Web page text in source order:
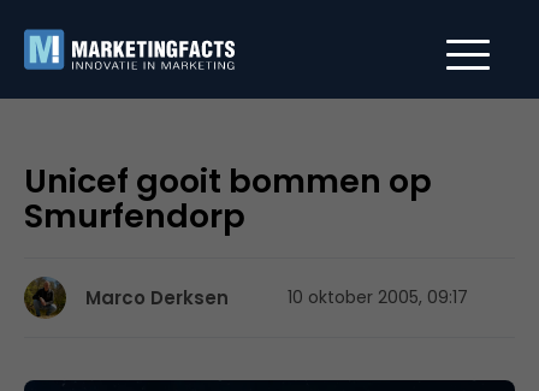
Unicef gooit bommen op
Smurfendorp
Marco Derksen 10 oktober 2005, 09:17